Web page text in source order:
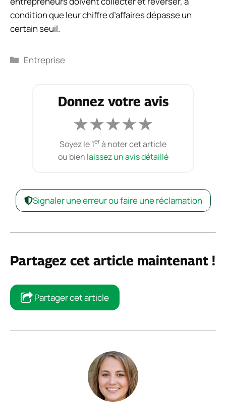
condition que leur chiffre d’affaires dépasse un
certain seuil.
Catégories
Entreprise
Donnez votre avis
★★★★★
Soyez le 1erà noter cet article
ou bien laissez un avis détaillé
Signaler une erreur ou faire une réclamation
Partagez cet article maintenant !
Partager cet article